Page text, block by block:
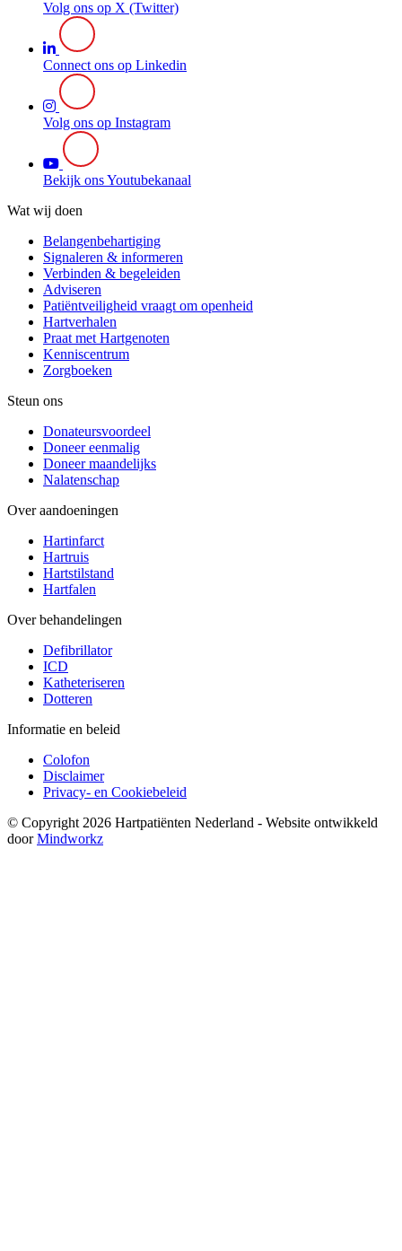
Volg ons op X (Twitter)
Connect ons op Linkedin
Volg ons op Instagram
Bekijk ons Youtubekanaal
Wat wij doen
Belangenbehartiging
Signaleren & informeren
Verbinden & begeleiden
Adviseren
Patiëntveiligheid vraagt om openheid
Hartverhalen
Praat met Hartgenoten
Kenniscentrum
Zorgboeken
Steun ons
Donateursvoordeel
Doneer eenmalig
Doneer maandelijks
Nalatenschap
Over aandoeningen
Hartinfarct
Hartruis
Hartstilstand
Hartfalen
Over behandelingen
Defibrillator
ICD
Katheteriseren
Dotteren
Informatie en beleid
Colofon
Disclaimer
Privacy- en Cookiebeleid
© Copyright 2026 Hartpatiënten Nederland - Website ontwikkeld
doorMindworkz